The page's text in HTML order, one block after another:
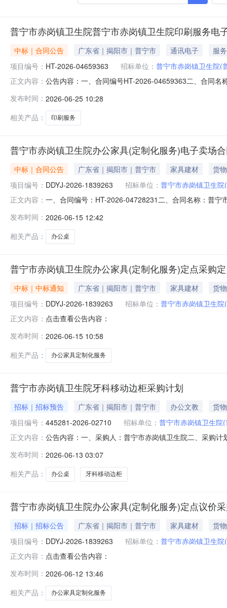
普宁市赤岗镇卫生院普宁市赤岗镇卫生院印刷服务电
中标｜合同公告 广东省｜揭阳市｜普宁市 通讯电子
服务
项目编号： HT-2026-04659363 招标单位： 普宁市赤岗镇卫生院(
正文内容： 公告内容：一、合同编号HT-2026-04659363二、合同
地址：西街道联系方式：13502668470六、合同主要信
发布时间： 2026-06-25 10:28
相关产品：
印刷服务
普宁市赤岗镇卫生院办公家具(定制化服务)电子卖场
中标｜合同公告 广东省｜揭阳市｜普宁市 家具建材
货物
项目编号： DDYJ-2026-1839263 招标单位： 普宁市赤岗镇卫生
中标单位： 揭阳市弘洲办公科技
正文内容： 一、合同编号：HT-2026-04728231二、合同名称：普
商（乙方）：揭阳市弘洲办公科技有限公司地址：揭阳
发布时间： 2026-06-15 12:42
相关产品：
办公桌
普宁市赤岗镇卫生院办公家具(定制化服务)定点采购
中标｜中标通知 广东省｜揭阳市｜普宁市 家具建材
货物
项目编号： DDYJ-2026-1839263 招标单位： 普宁市赤岗镇卫生
中标单位： 揭阳市弘洲办公科技
正文内容： 点击查看公告内容：
发布时间： 2026-06-15 10:58
相关产品：
办公家具定制化服务
普宁市赤岗镇卫生院牙科移动边柜采购计划
招标｜招标预告 广东省｜揭阳市｜普宁市 办公文教
货物
项目编号： 445281-2026-02710 招标单位： 普宁市赤岗镇卫生院
正文内容： 公告内容：一、采购人：普宁市赤岗镇卫生院二、采购
发布时间： 2026-06-13 03:07
相关产品：
办公桌 牙科移动边柜
普宁市赤岗镇卫生院办公家具(定制化服务)定点议价
招标｜招标公告 广东省｜揭阳市｜普宁市 家具建材
货物
项目编号： DDYJ-2026-1839263 招标单位： 普宁市赤岗镇卫生
正文内容： 点击查看公告内容：
发布时间： 2026-06-12 13:46
相关产品：
办公家具定制化服务